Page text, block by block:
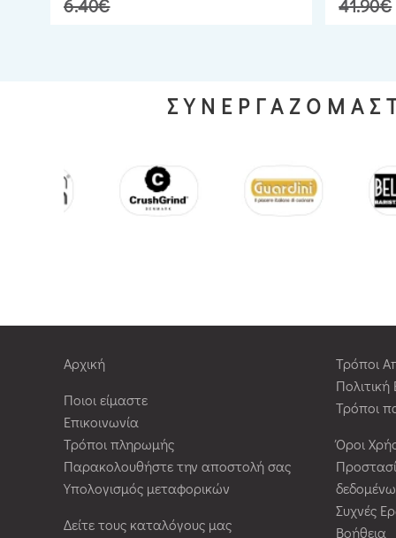
6.40€ 41.90€
Αρχική
Ποιοι είμαστε
Επικοινωνία
Τρόποι πληρωμής
Παρακολουθήστε την αποστολή σας
Υπολογισμός μεταφορικών
Δείτε τους καταλόγους μας
Τρόποι
Τρόποι
Όροι
Συχνές
Βοήθεια